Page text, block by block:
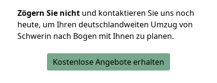
Zögern Sie nicht und kontaktieren Sie uns noch
heute, um Ihren deutschlandweiten Umzug von
Schwerin nach Bogen mit Ihnen zu planen.
Kostenlose Angebote erhalten